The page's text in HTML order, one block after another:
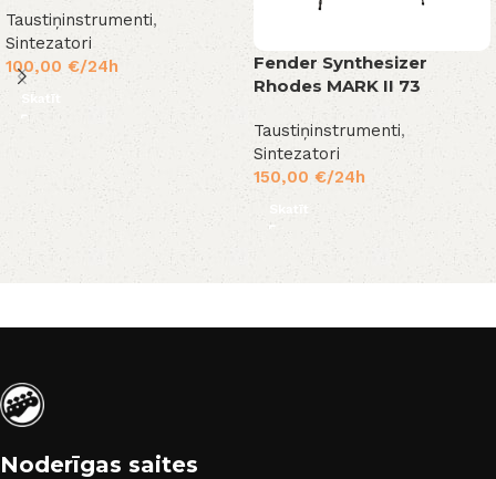
Taustiņinstrumenti,
Sintezatori
100,00 €/24h
Skatīt
Fender Synthesizer
Rhodes MARK II 73
Taustiņinstrumenti,
Sintezatori
150,00 €/24h
Skatīt
Noderīgas saites